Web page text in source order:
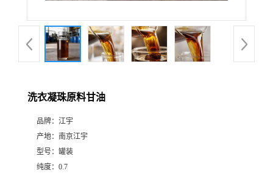
洗衣凝珠原料甘油
品牌： 江宇
产地： 南京江宇
型号： 罐装
纯度： 0.7